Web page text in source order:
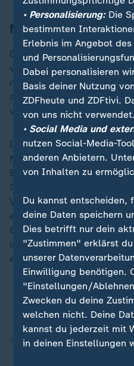
Merz hielt
Dobrindt hatte am 7. Mai
verstärkten Kontrollen und
neun deutschen
angeordnet.
vulnerable Gruppen wie
Die Binnengrenzkontrollen
Nachbarländern zum Teil
BundeskanzlerFriedrich
Dezember nach der
Verschärfung der
erklärt, er erwarte ein
Binnengrenzen. Er selbst
immer als etwas von
empfunden", sagte Merz
Asylreform: EU-
Abschiebungen
Quelle:AFP
• Personalisierung:Die
bestimmten
Erlebnis im Angebot
und
Dabei personalisieren
Basis deiner Nutzung
ZDFheute und ZDFtivi.
von uns nicht verwendet.
• Social Media und
nutzen Social-Media-
anderen Anbietern.
von Inhalten zu
Du kannst entscheiden,
deine Daten speichern
Dies betrifft nur dein
"Zustimmen" erklärst
unserer
Einwilligung benötigen.
"Einstellungen/
Zwecken du deine
welchen nicht. Deine
kannst du jederzeit mit
in deinen Einstellungen